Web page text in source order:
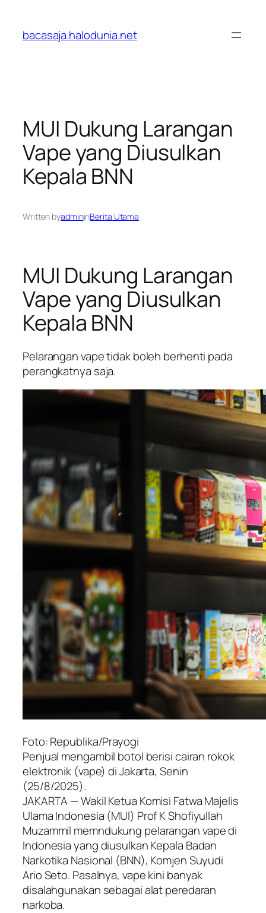
konten
bacasaja.halodunia.net
MUI Dukung Larangan
Vape yang Diusulkan
Kepala BNN
Written byadmininBerita Utama
MUI Dukung Larangan
Vape yang Diusulkan
Kepala BNN
Pelarangan vape tidak boleh berhenti pada
perangkatnya saja.
Foto: Republika/Prayogi
Penjual mengambil botol berisi cairan rokok
elektronik (vape) di Jakarta, Senin
(25/8/2025).
JAKARTA — Wakil Ketua Komisi Fatwa Majelis
Ulama Indonesia (MUI) Prof K Shofiyullah
Muzammil memndukung pelarangan vape di
Indonesia yang diusulkan Kepala Badan
Narkotika Nasional (BNN), Komjen Suyudi
Ario Seto. Pasalnya, vape kini banyak
disalahgunakan sebagai alat peredaran
narkoba.